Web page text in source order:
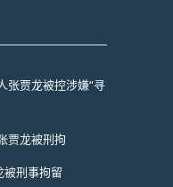
张贾龙被控涉嫌“寻
贾龙被刑拘
被刑事拘留